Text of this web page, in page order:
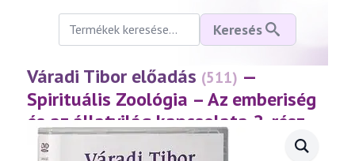
Keresés
következőre:
Keresés
Váradi Tibor előadás (511) —
Spirituális Zoológia – Az emberiség
és az állatvilág kapcsolata 2. rész
(2009.02.27.)